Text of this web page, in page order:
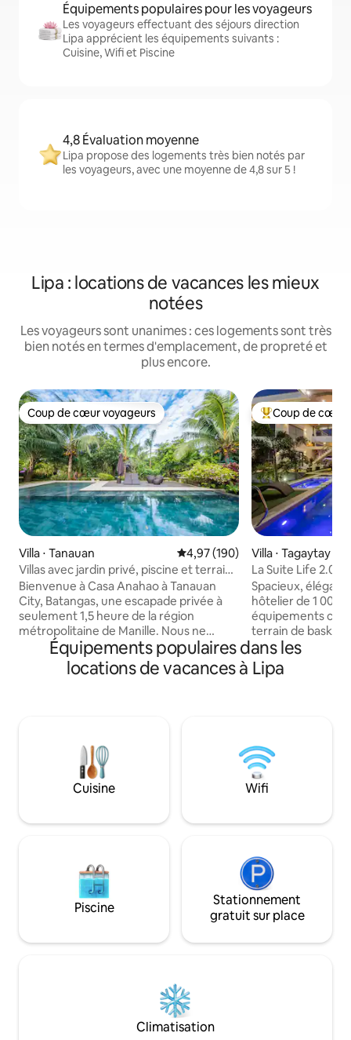
Équipements populaires pour les voyageurs
Les voyageurs effectuant des séjours direction
Lipa apprécient les équipements suivants :
Cuisine, Wifi et Piscine
4,8 Évaluation moyenne
Lipa propose des logements très bien notés par
les voyageurs, avec une moyenne de 4,8 sur 5 !
Lipa : locations de vacances les mieux
notées
Les voyageurs sont unanimes : ces logements sont très
bien notés en termes d'emplacement, de propreté et
plus encore.
Coup de cœur voyageurs
Coup de cœur voyageurs
Villa ⋅ Tanauan Évaluation moyenne sur la
4,97 (190)
Villas avec jardin privé, piscine et terrain
de pickleball
Bienvenue à Casa Anahao à Tanauan
City, Batangas, une escapade privée à
seulement 1,5 heure de la région
métropolitaine de Manille. Nous ne
sommes pas simplement une maison
avec une piscine, mais un superbe
groupe de villas réparties dans un jardin
25 personnes, avec une capacité
maximale de 40 personnes (des frais
supplémentaires s'appliquent).
Équipements : terrain de basket-ball
salle à manger, billard, ping-pong, cuisine
Coups de cœur
Coup de cœur
Villa ⋅ Tagaytay
La Suite Life 2.0
cinéma et court
Spacieux,
hôtelier de 1 000
équipements
terrain de basket-
cinéma, une salle
Idéal pour les
anniversaires ou
groupes. Notre
prêt à vous aider,
entièrement
vidéosurveillance
Équipements populaires dans les
locations de vacances à Lipa
Cuisine Wifi
Piscine
Stationnement
gratuit sur place
Climatisation